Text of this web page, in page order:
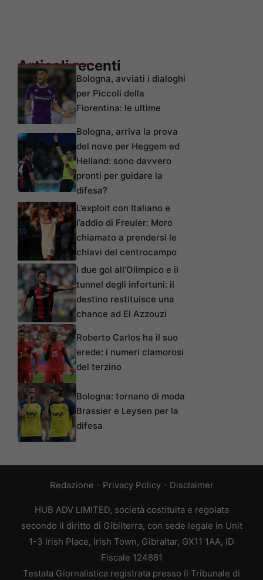
Articoli recenti
Bologna, avviati i dialoghi
per Piccoli della
Fiorentina: le ultime
Bologna, arriva la prova
del nove per Heggem ed
Helland: sono davvero
pronti per guidare la
difesa?
L’exploit con Italiano e
l’addio di Freuler: Moro
chiamato a prendersi le
chiavi del centrocampo
I due gol all’Olimpico e il
tunnel degli infortuni: il
destino restituisce una
chance ad El Azzouzi
Roberto Carlos ha il suo
erede: i numeri clamorosi
del terzino
Bologna: tornano di moda
Brassier e Leysen per la
difesa
Redazione - Privacy Policy- Disclaimer
HUB ADV LIMITED, società costituita e regolata
secondo il diritto di Gibilterra, con sede legale in Unit
1-3 Irish Place, Irish Town, Gibraltar, GX11 1AA, ID
Fiscale 124881
Testata Giornalistica registrata presso il Tribunale di